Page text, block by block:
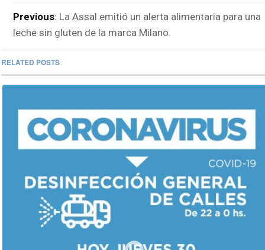
Previous: La Assal emitió un alerta alimentaria para una
leche sin gluten de la marca Milano.
RELATED POSTS